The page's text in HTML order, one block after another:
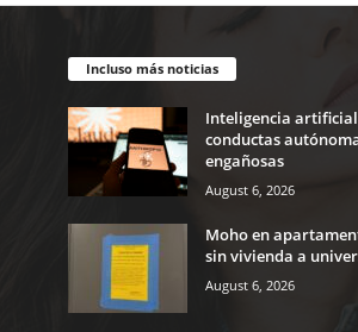
Incluso más noticias
Inteligencia
conductas
engañosas
August 6, 2026
Moho en
sin vivienda a
August 6, 2026